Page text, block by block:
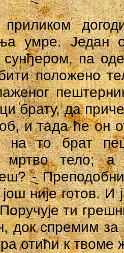
приликом
умре. Један
сунђером, па
положено
брату, да
и тада ће он
на то брат
мртво тело;
-
није готов.
ти
док спремим
отићи к твоме